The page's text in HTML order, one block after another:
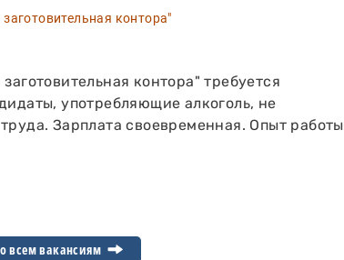
контора"
контора" требуется
употребляющие алкоголь, не
Зарплата своевременная. Опыт работы
всем вакансиям